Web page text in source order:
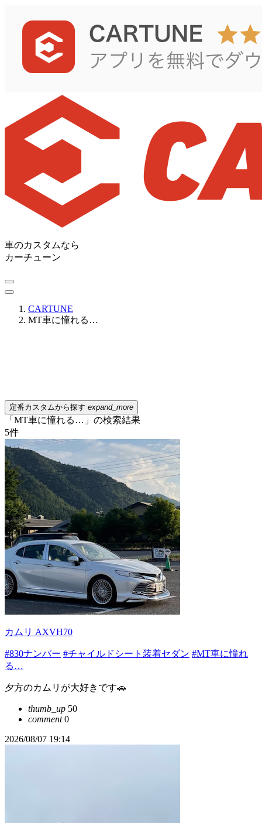
車のカスタムなら
カーチューン
CARTUNE
MT車に憧れる…
定番カスタムから探す expand_more
「MT車に憧れる…」の検索結果
5件
カムリ AXVH70
#830ナンバー #チャイルドシート装着セダン #MT車に憧れ
る…
夕方のカムリが大好きです🚗
thumb_up 50
comment0
2026/08/07 19:14